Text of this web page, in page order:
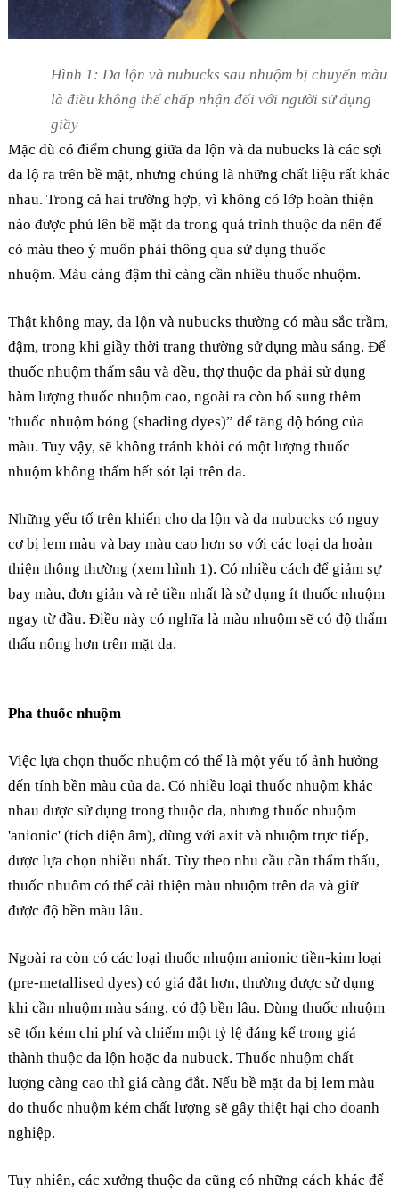
Hình 1: Da lộn và nubucks sau nhuộm bị chuyển màu
là điều không thể chấp nhận đối với người sử dụng
giầy
Mặc dù có điểm chung giữa da lộn và da nubucks là các sợi
da lộ ra trên bề mặt, nhưng chúng là những chất liệu rất khác
nhau. Trong cả hai trường hợp, vì không có lớp hoàn thiện
nào được phủ lên bề mặt da trong quá trình thuộc da nên để
có màu theo ý muốn phải thông qua sử dụng thuốc
nhuộm. Màu càng đậm thì càng cần nhiều thuốc nhuộm.
Thật không may, da lộn và nubucks thường có màu sắc trầm,
đậm, trong khi giầy thời trang thường sử dụng màu sáng. Để
thuốc nhuộm thấm sâu và đều, thợ thuộc da phải sử dụng
hàm lượng thuốc nhuộm cao, ngoài ra còn bổ sung thêm
'thuốc nhuộm bóng (shading dyes)” để tăng độ bóng của
màu. Tuy vậy, sẽ không tránh khỏi có một lượng thuốc
nhuộm không thấm hết sót lại trên da.
Những yếu tố trên khiến cho da lộn và da nubucks có nguy
cơ bị lem màu và bay màu cao hơn so với các loại da hoàn
thiện thông thường (xem hình 1). Có nhiều cách để giảm sự
bay màu, đơn giản và rẻ tiền nhất là sử dụng ít thuốc nhuộm
ngay từ đầu. Điều này có nghĩa là màu nhuộm sẽ có độ thẩm
thấu nông hơn trên mặt da.
Pha thuốc nhuộm
Việc lựa chọn thuốc nhuộm có thể là một yếu tố ảnh hưởng
đến tính bền màu của da. Có nhiều loại thuốc nhuộm khác
nhau được sử dụng trong thuộc da, nhưng thuốc nhuộm
'anionic' (tích điện âm), dùng với axit và nhuộm trực tiếp,
được lựa chọn nhiều nhất. Tùy theo nhu cầu cần thẩm thấu,
thuốc nhuôm có thể cải thiện màu nhuộm trên da và giữ
được độ bền màu lâu.
Ngoài ra còn có các loại thuốc nhuộm anionic tiền-kim loại
(pre-metallised dyes) có giá đắt hơn, thường được sử dụng
khi cần nhuộm màu sáng, có độ bền lâu. Dùng thuốc nhuộm
sẽ tốn kém chi phí và chiếm một tỷ lệ đáng kể trong giá
thành thuộc da lộn hoặc da nubuck. Thuốc nhuộm chất
lượng càng cao thì giá càng đắt. Nếu bề mặt da bị lem màu
do thuốc nhuộm kém chất lượng sẽ gây thiệt hại cho doanh
nghiệp.
Tuy nhiên, các xưởng thuộc da cũng có những cách khác để